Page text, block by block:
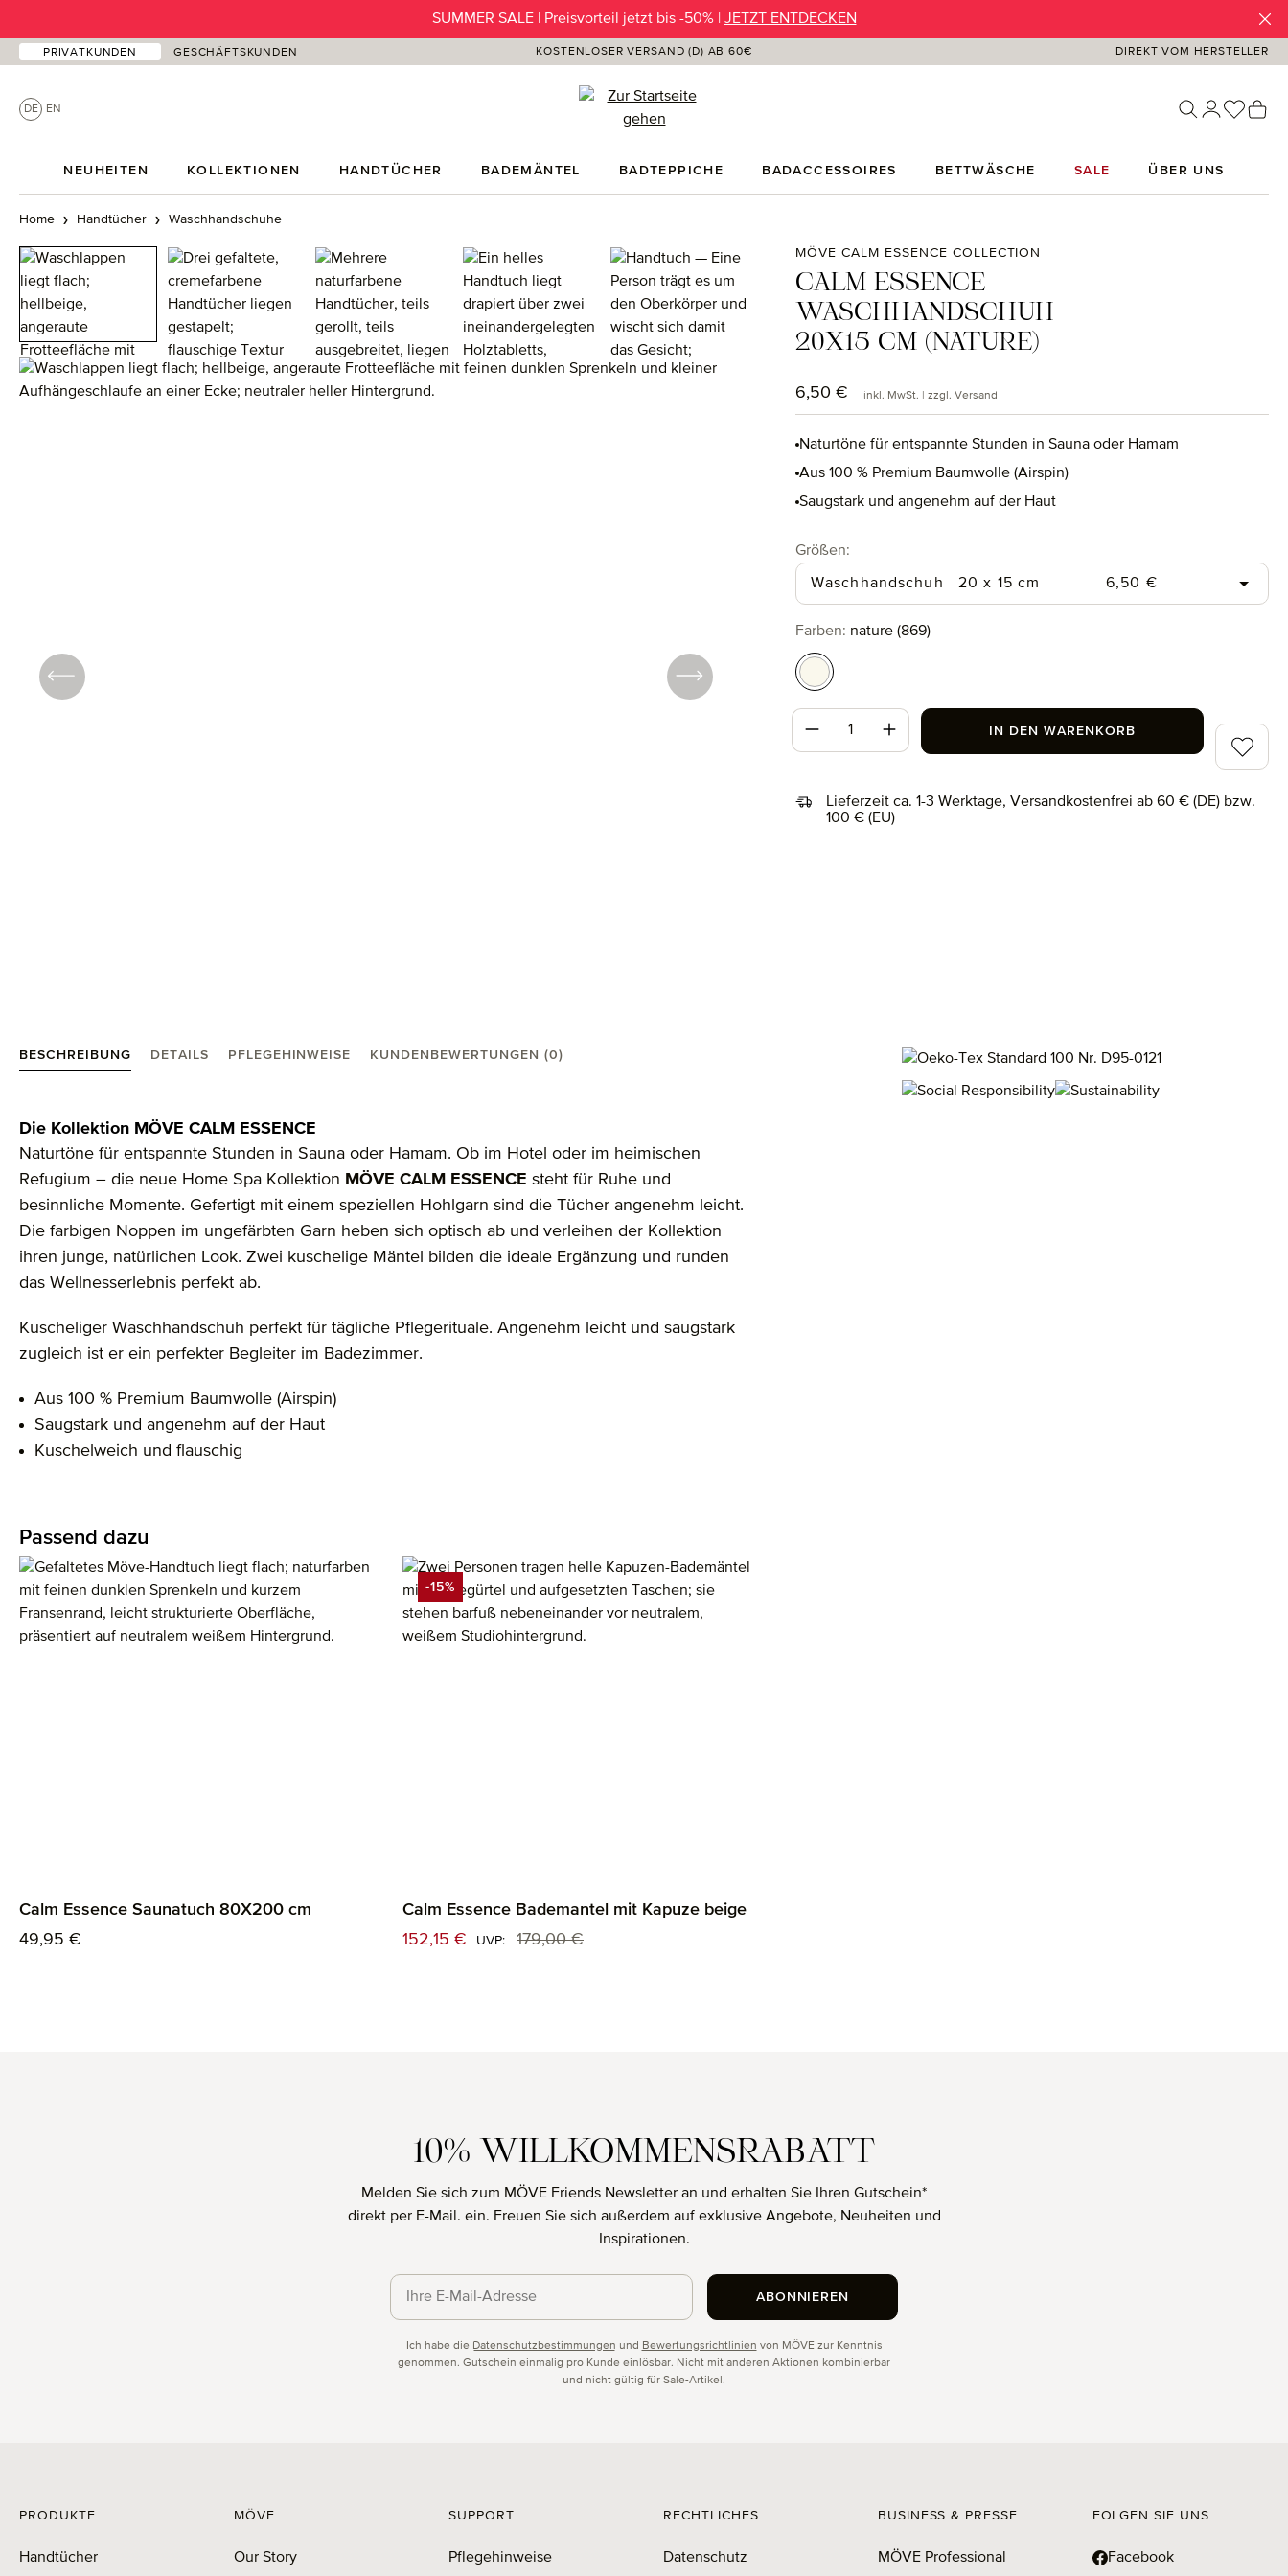
SUMMER SALE | Preisvorteil jetzt bis -50% | JETZT ENTDECKEN
PRIVATKUNDEN GESCHÄFTSKUNDEN KOSTENLOSER VERSAND (D) AB 60€ DIREKT VOM HERSTELLER
DE EN Du
NEUHEITEN KOLLEKTIONEN HANDTÜCHER BADEMÄNTEL BADTEPPICHE BADACCESSOIRES BETTWÄSCHE SALE ÜBER UNS
Home Handtücher Waschhandschuhe
Bildergalerie überspringen MÖVE CALM ESSENCE COLLECTION
CALM ESSENCE
WASCHHANDSCHUH
20X15 CM (NATURE)
Regulärer Preis:
6,50 € inkl. MwSt. | zzgl. Versand
Naturtöne für entspannte Stunden in Sauna oder Hamam
Aus 100 % Premium Baumwolle (Airspin)
Saugstark und angenehm auf der Haut
Lieferzeit ca. 1-3 Werktage, Versandkostenfrei ab 60 € (DE) bzw.
100 € (EU)
Größenauswählen
:
Waschhandschuh 20 x 15 cm Regulärer Preis:
6,50 €
Farbenauswählen
: nature (869)
nature (869)
Produkt Anzahl: Gib den gewünschten Wert
IN DEN WARENKORB Zum
BESCHREIBUNG DETAILS PFLEGEHINWEISE KUNDENBEWERTUNGEN (0)
Produktinformationen "Calm Essence Waschhandschuh 20X15 cm"
Die Kollektion MÖVE CALM ESSENCE
Naturtöne für entspannte Stunden in Sauna oder Hamam. Ob im Hotel oder im heimischen
Refugium – die neue Home Spa Kollektion MÖVE CALM ESSENCE steht für Ruhe und
besinnliche Momente. Gefertigt mit einem speziellen Hohlgarn sind die Tücher angenehm leicht.
Die farbigen Noppen im ungefärbten Garn heben sich optisch ab und verleihen der Kollektion
ihren junge, natürlichen Look. Zwei kuschelige Mäntel bilden die ideale Ergänzung und runden
das Wellnesserlebnis perfekt ab.
Kuscheliger Waschhandschuh perfekt für tägliche Pflegerituale. Angenehm leicht und saugstark
zugleich ist er ein perfekter Begleiter im Badezimmer.
Aus 100 % Premium Baumwolle (Airspin)
Saugstark und angenehm auf der Haut
Kuschelweich und flauschig
Passend dazu
Produktgalerie überspringen
Calm Essence Saunatuch 80X200 cm
Regulärer Preis:
49,95 €
RABATT
-15%
Calm Essence Bademantel mit Kapuze beige
Verkaufspreis:
152,15 € UVP: Regulärer Preis:
179,00 €
10% WILLKOMMENSRABATT
Melden Sie sich zum MÖVE Friends Newsletter an und erhalten Sie Ihren Gutschein*
direkt per E-Mail. ein. Freuen Sie sich außerdem auf exklusive Angebote, Neuheiten und
Inspirationen.
Ich habe die Datenschutzbestimmungen und Bewertungsrichtlinien von MÖVE zur Kenntnis
genommen. Gutschein einmalig pro Kunde einlösbar. Nicht mit anderen Aktionen kombinierbar
und nicht gültig für Sale-Artikel.
ABONNIEREN
PRODUKTE
Handtücher
MÖVE
Our Story
SUPPORT
Pflegehinweise
RECHTLICHES
Datenschutz
BUSINESS & PRESSE
MÖVE Professional
FOLGEN SIE UNS
Facebook